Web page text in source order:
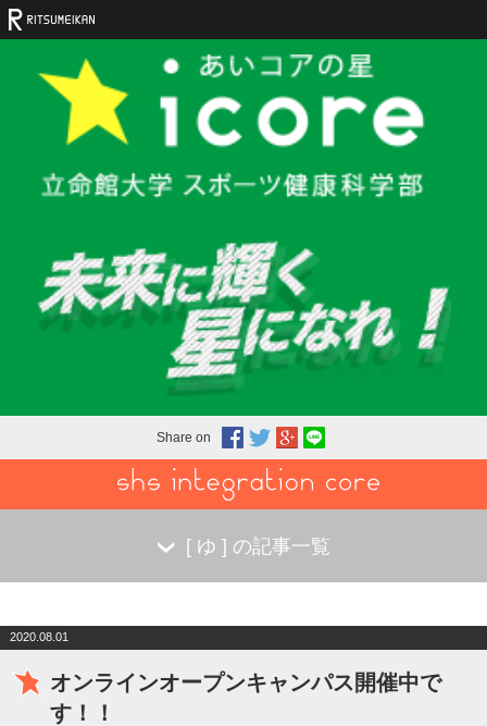
Share on
[ ゆ ] の記事一覧
2020.08.01
オンラインオープンキャンパス開催中で
す！！